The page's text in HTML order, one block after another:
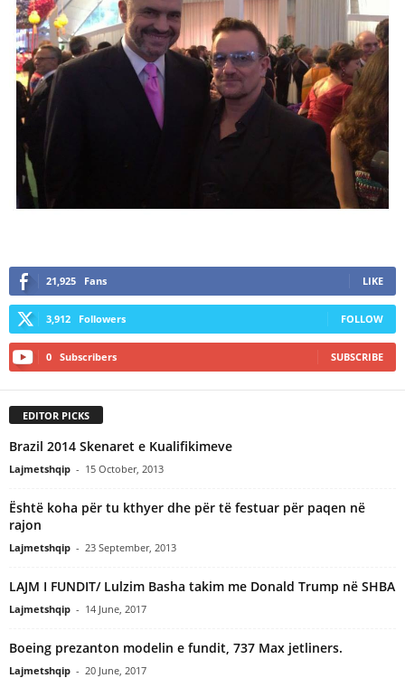
21,925 Fans LIKE
3,912 Followers FOLLOW
0 Subscribers SUBSCRIBE
EDITOR PICKS
Brazil 2014 Skenaret e Kualifikimeve
Lajmetshqip - 15 October, 2013
Është koha për tu kthyer dhe për të festuar për paqen në
rajon
Lajmetshqip - 23 September, 2013
LAJM I FUNDIT/ Lulzim Basha takim me Donald Trump në SHBA
Lajmetshqip - 14 June, 2017
Boeing prezanton modelin e fundit, 737 Max jetliners.
Lajmetshqip - 20 June, 2017